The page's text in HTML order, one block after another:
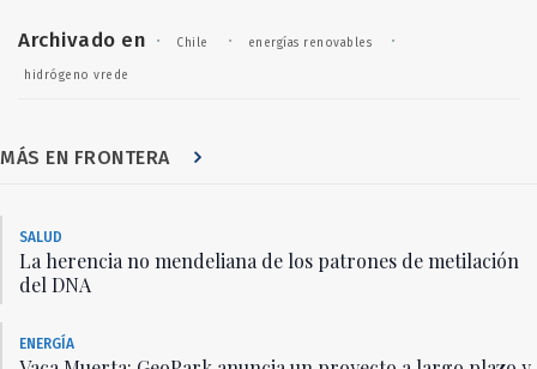
Archivado en · Chile · energías renovables ·
hidrógeno vrede
MÁS EN FRONTERA
SALUD
La herencia no mendeliana de los patrones de metilación
del DNA
ENERGÍA